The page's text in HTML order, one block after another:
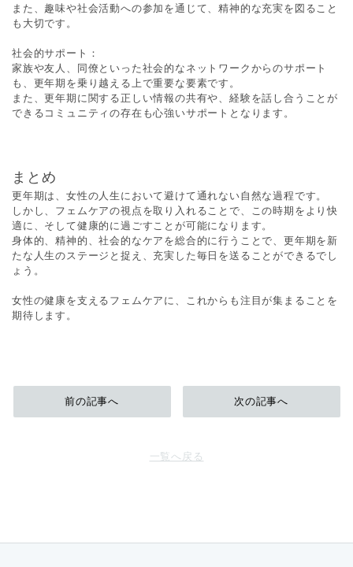
また、趣味や社会活動への参加を通じて、精神的な充実を図ること
も大切です。
社会的サポート：
家族や友人、同僚といった社会的なネットワークからのサポート
も、更年期を乗り越える上で重要な要素です。
また、更年期に関する正しい情報の共有や、経験を話し合うことが
できるコミュニティの存在も心強いサポートとなります。
まとめ
更年期は、女性の人生において避けて通れない自然な過程です。
しかし、フェムケアの視点を取り入れることで、この時期をより快
適に、そして健康的に過ごすことが可能になります。
身体的、精神的、社会的なケアを総合的に行うことで、更年期を新
たな人生のステージと捉え、充実した毎日を送ることができるでし
ょう。
女性の健康を支えるフェムケアに、これからも注目が集まることを
期待します。
前の記事へ
一覧へ戻る
次の記事へ